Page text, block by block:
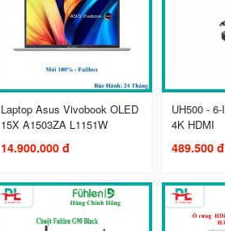
Laptop Asus Vivobook OLED
15X A1503ZA L1151W
14.900.000 đ
UH500 -
4K HDMI
489.500 đ